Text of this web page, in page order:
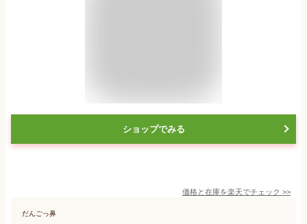
ショップでみる
価格と在庫を楽天でチェック >>
だんごっ鼻